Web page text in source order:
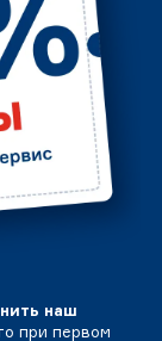
наш
при первом